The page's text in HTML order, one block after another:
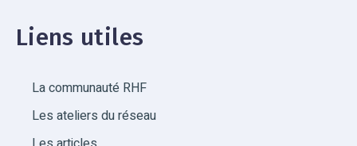
Liens utiles
La communauté RHF
Les ateliers du réseau